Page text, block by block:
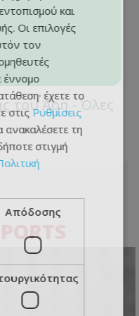
του Άρη - Όλες
και
Οι επιλογές
τον
έννομο
έχετε το
στις Ρυθμίσεις
ανακαλέσετε τη
στιγμή
Απόδοσης